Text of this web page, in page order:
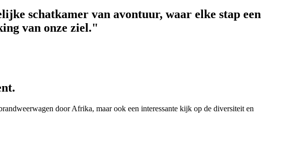
schatkamer van avontuur, waar elke stap een
van onze ziel."
door Afrika, maar ook een interessante kijk op de diversiteit en